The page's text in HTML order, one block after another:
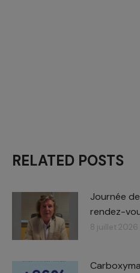
RELATED POSTS
Journée
rendez-
8 juillet 2026